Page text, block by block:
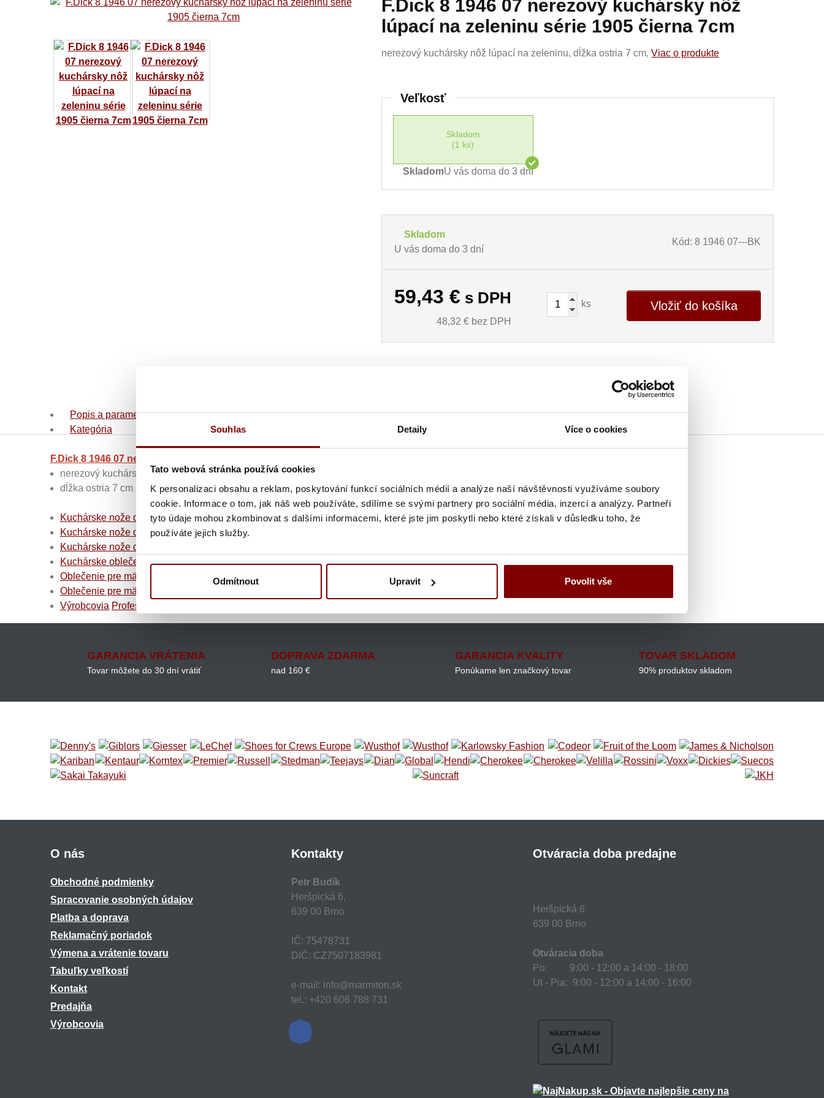
Souhlas Detaily Více o cookies
Tato webová stránka používá cookies
K personalizaci obsahu a reklam, poskytování funkcí sociálních médií a analýze naší návštěvnosti využíváme soubory
cookie. Informace o tom, jak náš web používáte, sdílíme se svými partnery pro sociální média, inzerci a analýzy. Partneři
tyto údaje mohou zkombinovat s dalšími informacemi, které jste jim poskytli nebo které získali v důsledku toho, že
používáte jejich služby.
Odmítnout Upravit Povolit vše
F.Dick 8 1946 07 nerezový kuchársky nôž
lúpací na zeleninu série 1905 čierna 7cm
nerezový kuchársky nôž lúpací na zeleninu, dĺžka ostria 7 cm, Viac o produkte
Veľkosť
Skladom
(1 ks)
SkladomU vás doma do 3 dní
Skladom
U vás doma do 3 dní
Kód: 8 1946 07---BK
59,43 € s DPH
48,32 € bez DPH
ks Vložiť do košíka
Popis a parametre
Kategória
F.Dick 8 1946 07 nerezový kuchársky nôž lúpací na zeleninu série 1905 čierna 7cm
nerezový kuchársky nôž lúpací na zeleninu,
dĺžka ostria 7 cm
Kuchárske nože do kuchyne
Kuchárske nože do kuchyne Nemecké kuchynské nože
Kuchárske nože do kuchyne
Kuchárske oblečenie
Oblečenie pre mäsiarov
Oblečenie pre mäsiarov
Výrobcovia Profesionálne kuchárske nože F.Dick
GARANCIA VRÁTENIA
Tovar môžete do 30 dní vrátiť
DOPRAVA ZDARMA
nad 160 €
GARANCIA KVALITY
Ponúkame len značkový tovar
TOVAR SKLADOM
90% produktov skladom
O nás
Obchodné podmienky
Spracovanie osobných údajov
Platba a doprava
Reklamačný poriadok
Výmena a vrátenie tovaru
Tabuľky veľkostí
Kontakt
Predajňa
Výrobcovia
Kontakty
Petr Budík
Heršpická 6,
639 00 Brno
IČ: 75478731
DIČ: CZ7507183981
e-mail: info@marmiton.sk
tel.: +420 606 788 731
Otváracia doba predajne
Heršpická 6
639 00 Brno
Otváracia doba
Po: 9:00 - 12:00 a 14:00 - 18:00
Ut - Pia: 9:00 - 12:00 a 14:00 - 16:00